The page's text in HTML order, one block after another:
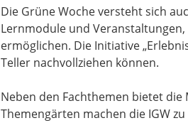
Die Grüne Woche versteht sich
Lernmodule und
ermöglichen. Die Initiative
Teller nachvollziehen können.
Neben den Fachthemen bietet
Themengärten machen die IGW